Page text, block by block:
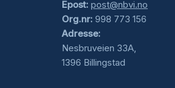
Epost: post@nbvi.no
Org.nr: 998 773 156
Adresse:
Nesbruveien 33A,
1396 Billingstad